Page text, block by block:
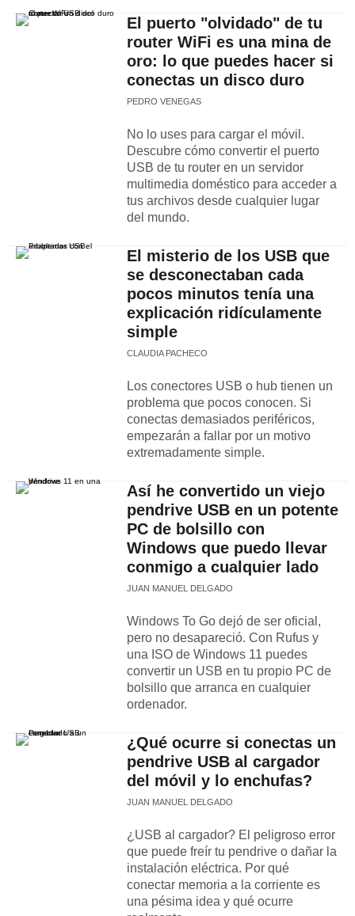
El puerto "olvidado" de tu
router WiFi es una mina de
oro: lo que puedes hacer si
conectas un disco duro
PEDRO VENEGAS
No lo uses para cargar el móvil.
Descubre cómo convertir el puerto
USB de tu router en un servidor
multimedia doméstico para acceder a
tus archivos desde cualquier lugar
del mundo.
El misterio de los USB que
se desconectaban cada
pocos minutos tenía una
explicación ridículamente
simple
CLAUDIA PACHECO
Los conectores USB o hub tienen un
problema que pocos conocen. Si
conectas demasiados periféricos,
empezarán a fallar por un motivo
extremadamente simple.
Así he convertido un viejo
pendrive USB en un potente
PC de bolsillo con
Windows que puedo llevar
conmigo a cualquier lado
JUAN MANUEL DELGADO
Windows To Go dejó de ser oficial,
pero no desapareció. Con Rufus y
una ISO de Windows 11 puedes
convertir un USB en tu propio PC de
bolsillo que arranca en cualquier
ordenador.
¿Qué ocurre si conectas un
pendrive USB al cargador
del móvil y lo enchufas?
JUAN MANUEL DELGADO
¿USB al cargador? El peligroso error
que puede freír tu pendrive o dañar la
instalación eléctrica. Por qué
conectar memoria a la corriente es
una pésima idea y qué ocurre